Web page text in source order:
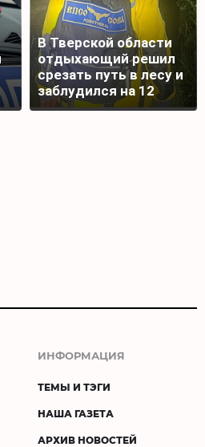
В Тверской области
отдыхающий решил
срезать путь в лесу и
заблудился на 12
часов
ИНФОРМАЦИЯ
ТЕМЫ И ТЭГИ
НАША ГАЗЕТА
АРХИВ НОВОСТЕЙ